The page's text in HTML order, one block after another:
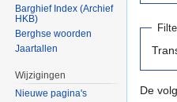
De
Barghief Index (Archief
HKB)
Berghse woorden
Jaartallen
Wijzigingen
Nieuwe pagina's